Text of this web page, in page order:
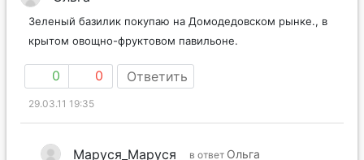
Зеленый базилик покупаю на Домодедовском рынке., в
крытом овощно-фруктовом павильоне.
0 0 Ответить
29.03.11 19:35
Маруся_Маруся в ответ Ольга